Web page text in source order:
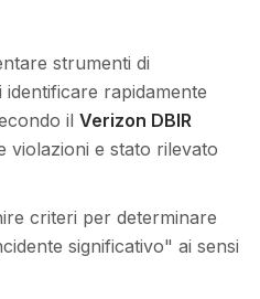
strumenti di
rapidamente
il Verizon DBIR
violazioni e stato rilevato
criteri per determinare
significativo" ai sensi